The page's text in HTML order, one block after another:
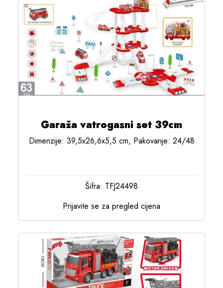
Garaža vatrogasni set 39cm
Dimenzije: 39,5x26,6x5,5 cm, Pakovanje: 24/48
Šifra: TFJ24498
Prijavite se za pregled cijena